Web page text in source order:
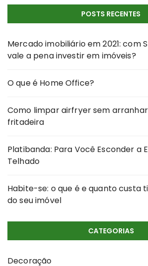
POSTS RECENTES
Mercado imobiliário em 2021: com
vale a pena investir em imóveis?
O que é Home Office?
Como limpar airfryer sem
fritadeira
Platibanda: Para Você Esconder a
Telhado
Habite-se: o que é e quanto custa
do seu imóvel
CATEGORIAS
Decoração